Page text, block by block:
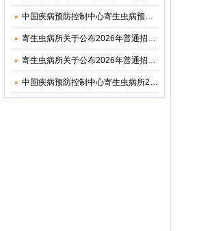
中国疾病预防控制中心寄生虫病预防控制所2026年部门预算
寄生虫病所关于公布2026年普通招考公共卫生博士考生复试名单的通知
寄生虫病所关于公布2026年普通招考学术学位博士考生复试名单的通知
中国疾病预防控制中心寄生虫病所2024年度部门决算